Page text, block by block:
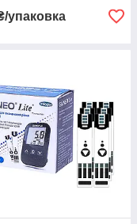
доставка
Розетка.
упаковка